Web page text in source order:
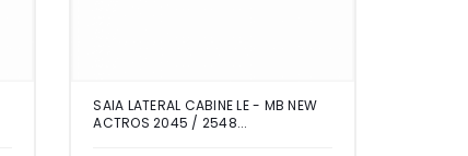
SAIA LATERAL CABINE LE - MB NEW
ACTROS 2045 / 2548...